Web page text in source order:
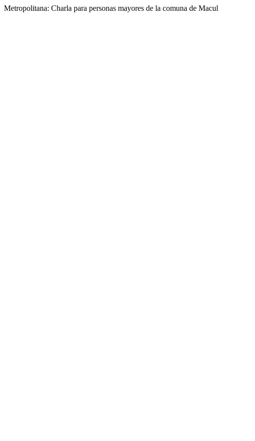
Metropolitana: Charla para personas mayores de la comuna de Macul